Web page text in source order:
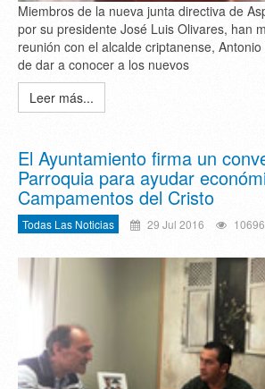
Miembros de la nueva junta directiva de
por su presidente José Luis Olivares, han
reunión con el alcalde criptanense,
de dar a conocer a los nuevos
Leer más...
El Ayuntamiento firma un
Parroquia para ayudar
Campamentos del Cristo
Todas Las Noticias 29 Jul 2016 10696